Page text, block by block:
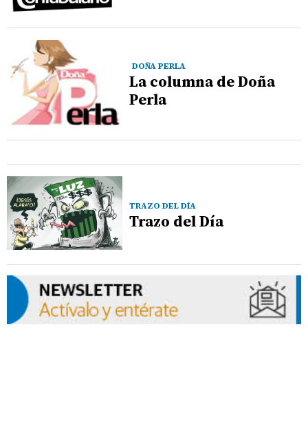
DOÑA PERLA
La columna de Doña
Perla
TRAZO DEL DÍA
Trazo del Día